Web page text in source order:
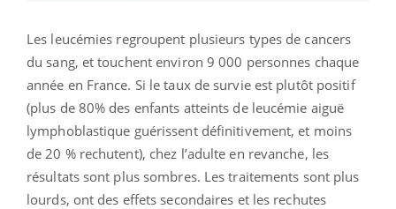
Les leucémies regroupent plusieurs types de cancers
du sang, et touchent environ 9 000 personnes chaque
année en France. Si le taux de survie est plutôt positif
(plus de 80% des enfants atteints de leucémie aiguë
lymphoblastique guérissent définitivement, et moins
de 20 % rechutent), chez l’adulte en revanche, les
résultats sont plus sombres. Les traitements sont plus
lourds, ont des effets secondaires et les rechutes